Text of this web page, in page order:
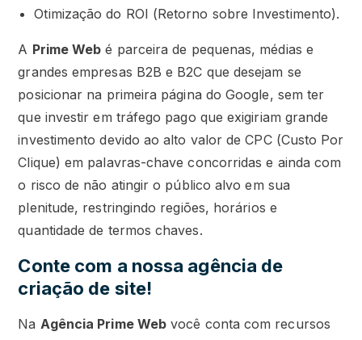
Otimização do ROI (Retorno sobre Investimento).
A Prime Web é parceira de pequenas, médias e
grandes empresas B2B e B2C que desejam se
posicionar na primeira página do Google, sem ter
que investir em tráfego pago que exigiriam grande
investimento devido ao alto valor de CPC (Custo Por
Clique) em palavras-chave concorridas e ainda com
o risco de não atingir o público alvo em sua
plenitude, restringindo regiões, horários e
quantidade de termos chaves.
Conte com a nossa agência de
criação de site!
Na Agência Prime Web você conta com recursos